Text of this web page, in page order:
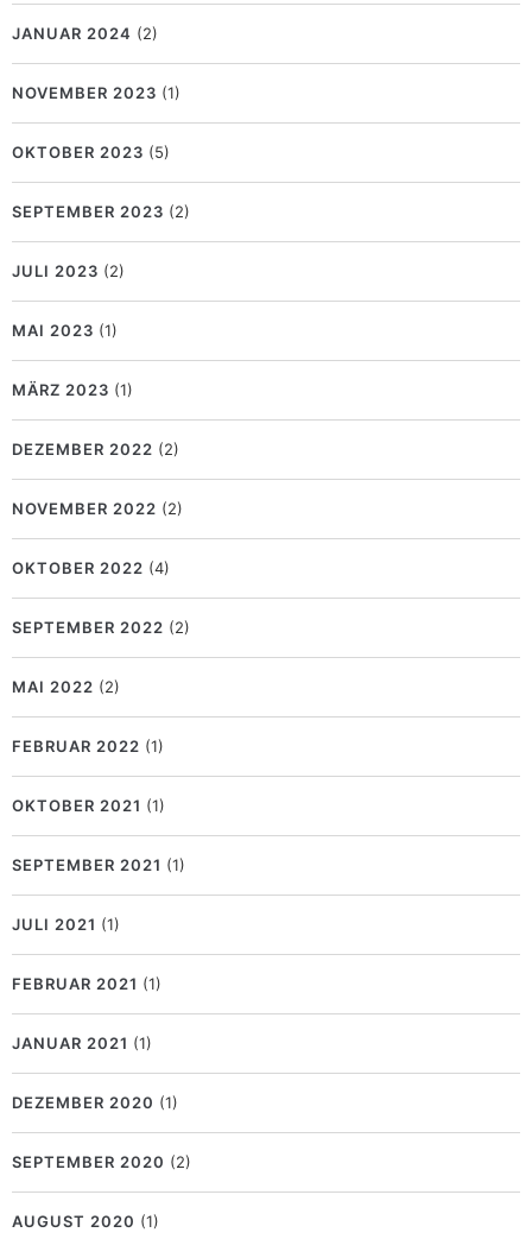
JANUAR 2024 (2)
NOVEMBER 2023 (1)
OKTOBER 2023 (5)
SEPTEMBER 2023 (2)
JULI 2023 (2)
MAI 2023 (1)
MÄRZ 2023 (1)
DEZEMBER 2022 (2)
NOVEMBER 2022 (2)
OKTOBER 2022 (4)
SEPTEMBER 2022 (2)
MAI 2022 (2)
FEBRUAR 2022 (1)
OKTOBER 2021 (1)
SEPTEMBER 2021 (1)
JULI 2021 (1)
FEBRUAR 2021 (1)
JANUAR 2021 (1)
DEZEMBER 2020 (1)
SEPTEMBER 2020 (2)
AUGUST 2020 (1)